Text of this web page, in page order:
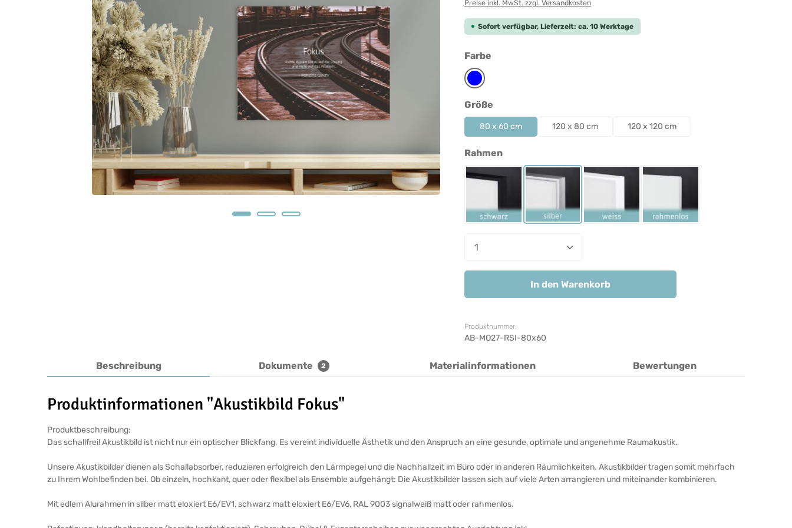
Preise inkl. MwSt. zzgl. Versandkosten
Sofort verfügbar, Lieferzeit: ca. 10 Werktage
Farbe
Blau
Größe
80 x 60 cm 120 x 80 cm 120 x 120 cm
Rahmenauswählen
Produkt Anzahl: Gib den gewünschten Wert ein
In den Warenkorb
Produktnummer:
AB-MO27-RSI-80x60
Beschreibung Dokumente 2 Materialinformationen Bewertungen
Produktinformationen "Akustikbild Fokus"
Produktbeschreibung:
Das schallfrei! Akustikbild ist nicht nur ein optischer Blickfang. Es vereint individuelle Ästhetik und den Anspruch an eine gesunde, optimale und angenehme Raumakustik.
Unsere Akustikbilder dienen als Schallabsorber, reduzieren erfolgreich den Lärmpegel und die Nachhallzeit im Büro oder in anderen Räumlichkeiten. Akustikbilder tragen somit mehrfach
zu Ihrem Wohlbefinden bei. Ob einzeln, hochkant, quer oder flexibel als Ensemble aufgehängt: Die Akustikbilder lassen sich auf viele Arten arrangieren und miteinander kombinieren.
Mit edlem Alurahmen in silber matt eloxiert E6/EV1, schwarz matt eloxiert E6/EV6, RAL 9003 signalweiß matt oder rahmenlos.